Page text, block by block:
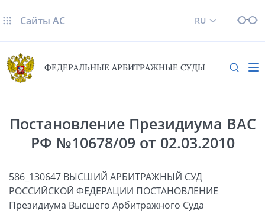
RU
Сайты AC
ФЕДЕРАЛЬНЫЕ АРБИТРАЖНЫЕ СУДЫ
Постановление Президиума ВАС
РФ №10678/09 от 02.03.2010
586_130647 ВЫСШИЙ АРБИТРАЖНЫЙ СУД
РОССИЙСКОЙ ФЕДЕРАЦИИ ПОСТАНОВЛЕНИЕ
Президиума Высшего Арбитражного Суда